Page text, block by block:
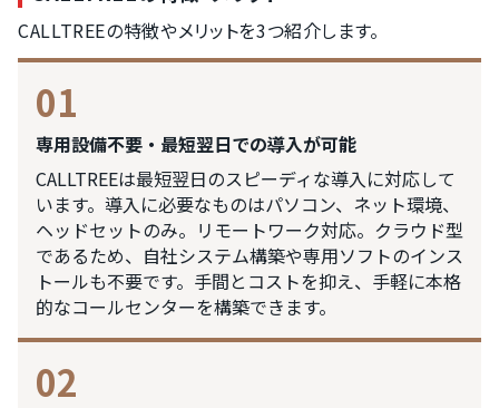
CALLTREEの特徴やメリットを3つ紹介します。
01
専用設備不要・最短翌日での導入が可能
CALLTREEは最短翌日のスピーディな導入に対応して
います。導入に必要なものはパソコン、ネット環境、
ヘッドセットのみ。リモートワーク対応。クラウド型
であるため、自社システム構築や専用ソフトのインス
トールも不要です。手間とコストを抑え、手軽に本格
的なコールセンターを構築できます。
02